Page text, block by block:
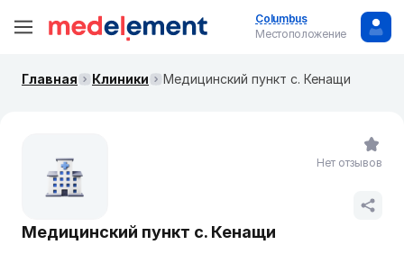
Columbus
Местоположение
Главная Клиники Медицинский пункт с. Кенащи
Медицинский пункт с. Кенащи
Нет отзывов